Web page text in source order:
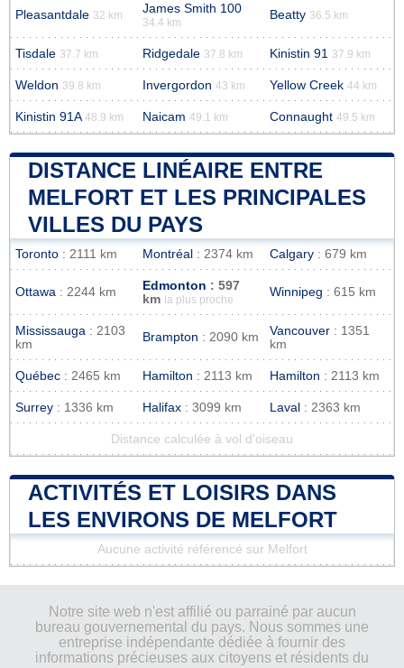
Pleasantdale 32 km James Smith 100
34.4 km
Beatty 36.5 km
Tisdale 37.7 km Ridgedale 37.8 km Kinistin 91 37.9 km
Weldon 39.8 km Invergordon 43 km Yellow Creek 44 km
Kinistin 91A 48.9 km Naicam 49.1 km Connaught 49.5 km
DISTANCE LINÉAIRE ENTRE
MELFORT ET LES PRINCIPALES
VILLES DU PAYS
Toronto : 2111 km Montréal : 2374 km Calgary : 679 km
Ottawa : 2244 km Edmonton : 597
km
la plus proche
Winnipeg : 615 km
Mississauga : 2103
km
Brampton : 2090 km Vancouver : 1351
km
Québec : 2465 km Hamilton : 2113 km Hamilton : 2113 km
Surrey : 1336 km Halifax : 3099 km Laval : 2363 km
Distance calculée à vol d'oiseau
ACTIVITÉS ET LOISIRS DANS
LES ENVIRONS DE MELFORT
Aucune activité référencé sur Melfort
Notre site web n'est affilié ou parrainé par aucun
bureau gouvernemental du pays. Nous sommes une
entreprise indépendante dédiée à fournir des
informations précieuses aux citoyens et résidents du